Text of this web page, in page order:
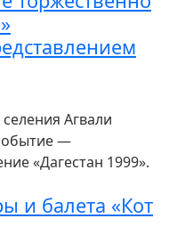
Агвали
—
«Дагестан 1999».
и балета «Кот